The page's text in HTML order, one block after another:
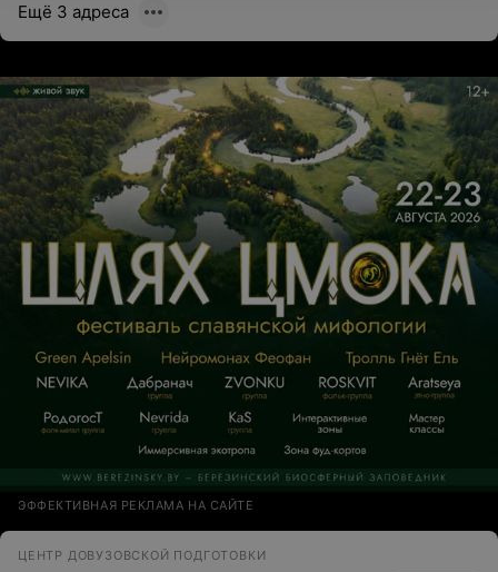
Ещё 3 адреса
ЭФФЕКТИВНАЯ РЕКЛАМА НА САЙТЕ
ЦЕНТР ДОВУЗОВСКОЙ ПОДГОТОВКИ